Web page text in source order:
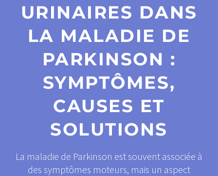
URINAIRES DANS
LA MALADIE DE
PARKINSON :
SYMPTÔMES,
CAUSES ET
SOLUTIONS
La maladie de Parkinson est souvent associée à
des symptômes moteurs, mais un aspect